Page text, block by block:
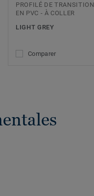
PROFILÉ DE TRANSITION
EN PVC - À COLLER
LIGHT GREY
Comparer